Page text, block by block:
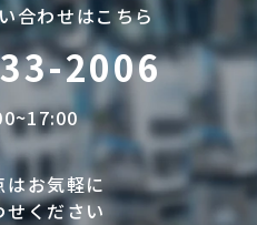
合わせはこちら
2006
はお気軽に
せください